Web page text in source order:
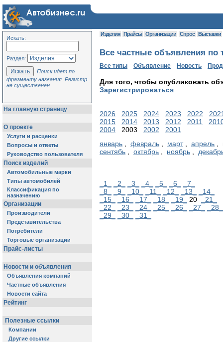
Искать:
Раздел:
Поиск идет по
фрагменту названия. Регистр
не существенен
На главную страницу
О проекте
Услуги и расценки
Вопросы и ответы
Руководство пользователя
Поиск изделий
Автомобильные марки
Типы автомобилей
Классификация по
назначению
Организации
Производители
Представительства
Потребители
Торговые организации
Прайс-листы
Новости и объявления
Объявления компаний
Частные объявления
Новости сайта
Рейтинг
Полезные ссылки
Компании
Другие ссылки
Изделия Прайсы Организации Спрос Выставки
Все частные объявления по
Все типы Объявление Новость
Для того, чтобы опубликовать
Зарегистрироваться
2026 2025 2024 2023 2022
2015
2014 2013 2012 2011
2004 2003 2002
2001
январь , февраль , март, апрель ,
сентябь , октябрь , ноябрь ,
_1_ _2_ _3_ _4_ _5_ _6_
_7_
_8_
_9_ _10_ _11_ _12_ _13_
_14_
_15_
_16_ _17_ _18_ _19_ 20
_21_
_22_
_23_ _24_ _25_ _26_ _27_
_28_
_29_
_30_ _31_